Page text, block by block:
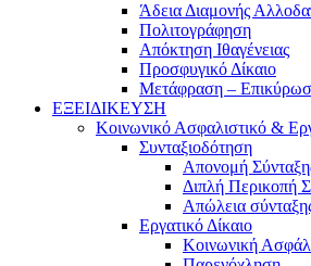
Άδεια Διαμονής
Πολιτογράφηση
Απόκτηση Ιθαγένειας
Προσφυγικό Δίκαιο
Μετάφραση –
ΕΞΕΙΔΙΚΕΥΣΗ
Κοινωνικό Ασφαλιστικό &
Συνταξιοδότηση
Απονομή
Διπλή Περικοπή
Απώλεια
Εργατικό Δίκαιο
Κοινωνική